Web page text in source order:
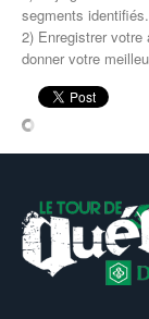
segments identifiés.
2) Enregistrer
donner votre